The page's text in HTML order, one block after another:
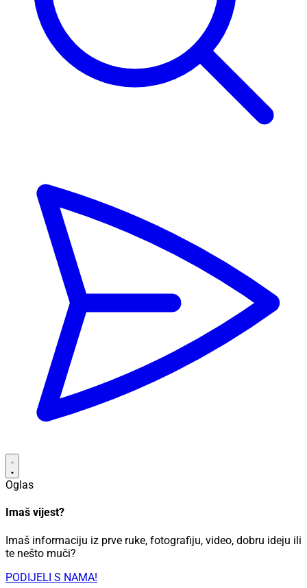
Oglas
Imaš vijest?
Imaš informaciju iz prve ruke, fotografiju, video, dobru ideju ili
te nešto muči?
PODIJELI S NAMA!